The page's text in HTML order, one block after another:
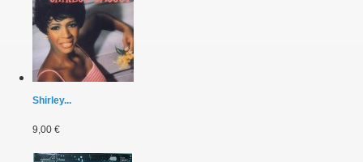
Shirley...
9,00 €